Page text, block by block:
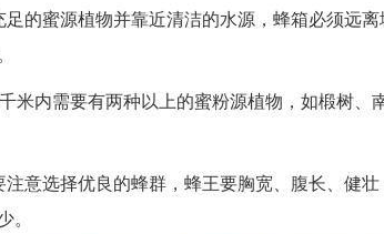
的蜜源植物并靠近清洁的水源，蜂箱必须远
米内需要有两种以上的蜜粉源植物，如椴树
意选择优良的蜂群，蜂王要胸宽、腹长、健